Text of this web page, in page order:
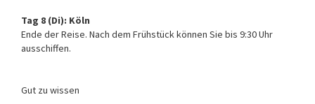
Tag 8 (Di): Köln
Ende der Reise. Nach dem Frühstück können Sie bis 9:30 Uhr
ausschiffen.
Gut zu wissen